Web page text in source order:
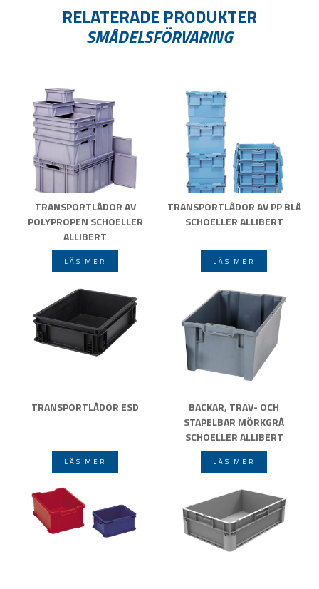
RELATERADE PRODUKTER
SMÅDELSFÖRVARING
TRANSPORTLÅDOR AV
POLYPROPEN SCHOELLER
ALLIBERT
LÄS MER
TRANSPORTLÅDOR AV PP BLÅ
SCHOELLER ALLIBERT
LÄS MER
TRANSPORTLÅDOR ESD
LÄS MER
BACKAR, TRAV- OCH
STAPELBAR MÖRKGRÅ
SCHOELLER ALLIBERT
LÄS MER